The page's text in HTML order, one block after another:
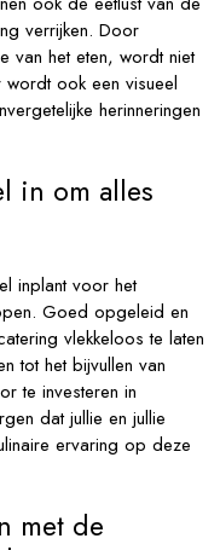
verrijken. Door
van het eten, wordt niet
ook een visueel
herinneringen
in om alles
inplant voor het
Goed opgeleid en
vlekkeloos te laten
tot het bijvullen van
te investeren in
dat jullie en jullie
ervaring op deze
met de